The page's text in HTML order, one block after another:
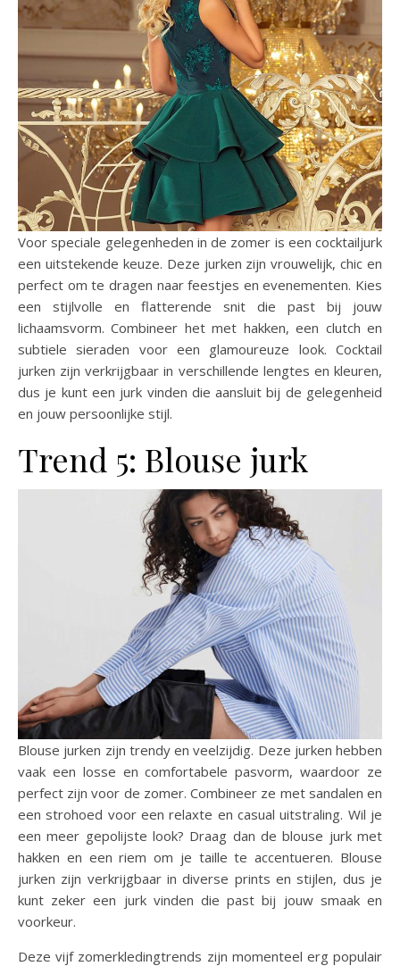
Voor speciale gelegenheden in de zomer is een cocktailjurk
een uitstekende keuze. Deze jurken zijn vrouwelijk, chic en
perfect om te dragen naar feestjes en evenementen. Kies
een stijlvolle en flatterende snit die past bij jouw
lichaamsvorm. Combineer het met hakken, een clutch en
subtiele sieraden voor een glamoureuze look. Cocktail
jurken zijn verkrijgbaar in verschillende lengtes en kleuren,
dus je kunt een jurk vinden die aansluit bij de gelegenheid
en jouw persoonlijke stijl.
Trend 5: Blouse jurk
Blouse jurken zijn trendy en veelzijdig. Deze jurken hebben
vaak een losse en comfortabele pasvorm, waardoor ze
perfect zijn voor de zomer. Combineer ze met sandalen en
een strohoed voor een relaxte en casual uitstraling. Wil je
een meer gepolijste look? Draag dan de blouse jurk met
hakken en een riem om je taille te accentueren. Blouse
jurken zijn verkrijgbaar in diverse prints en stijlen, dus je
kunt zeker een jurk vinden die past bij jouw smaak en
voorkeur.
Deze vijf zomerkledingtrends zijn momenteel erg populair